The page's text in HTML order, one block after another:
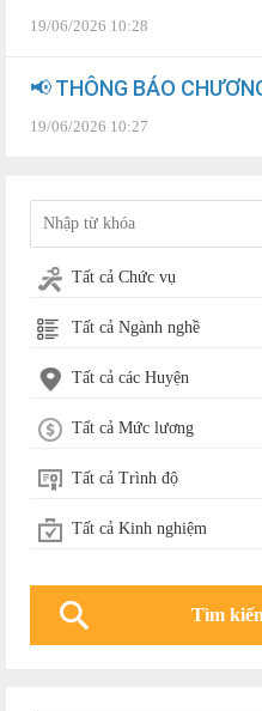
19/06/2026 10:28
📢 THÔNG BÁO
19/06/2026 10:27
Tất cả Chức vụ
Tất cả Ngành nghề
Tất cả các Huyện
Tất cả Mức lương
Tất cả Trình độ
Tất cả Kinh nghiệm